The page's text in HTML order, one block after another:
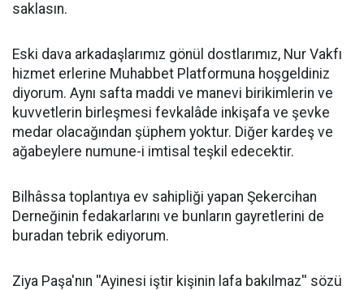
saklasın.
Eski dava arkadaşlarımız gönül dostlarımız, Nur Vakfı
hizmet erlerine Muhabbet Platformuna hoşgeldiniz
diyorum. Aynı safta maddi ve manevi birikimlerin ve
kuvvetlerin birleşmesi fevkalâde inkişafa ve şevke
medar olacağından şüphem yoktur. Diğer kardeş ve
ağabeylere numune-i imtisal teşkil edecektir.
Bilhâssa toplantıya ev sahipliği yapan Şekercihan
Derneğinin fedakarlarını ve bunların gayretlerini de
buradan tebrik ediyorum.
Ziya Paşa'nın ''Ayinesi iştir kişinin lafa bakılmaz'' sözü